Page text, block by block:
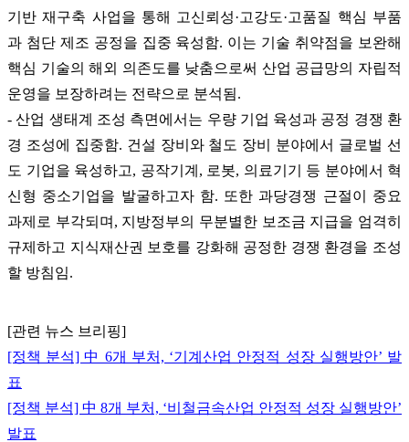
기반 재구축 사업을 통해 고신뢰성·고강도·고품질 핵심 부품
과 첨단 제조 공정을 집중 육성함. 이는 기술 취약점을 보완해
핵심 기술의 해외 의존도를 낮춤으로써 산업 공급망의 자립적
운영을 보장하려는 전략으로 분석됨.
- 산업 생태계 조성 측면에서는 우량 기업 육성과 공정 경쟁 환
경 조성에 집중함. 건설 장비와 철도 장비 분야에서 글로벌 선
도 기업을 육성하고, 공작기계, 로봇, 의료기기 등 분야에서 혁
신형 중소기업을 발굴하고자 함. 또한 과당경쟁 근절이 중요
과제로 부각되며, 지방정부의 무분별한 보조금 지급을 엄격히
규제하고 지식재산권 보호를 강화해 공정한 경쟁 환경을 조성
할 방침임.
[관련 뉴스 브리핑]
[정책 분석] 中 6개 부처, ‘기계산업 안정적 성장 실행방안’ 발
표
[정책 분석] 中 8개 부처, ‘비철금속산업 안정적 성장 실행방안’
발표